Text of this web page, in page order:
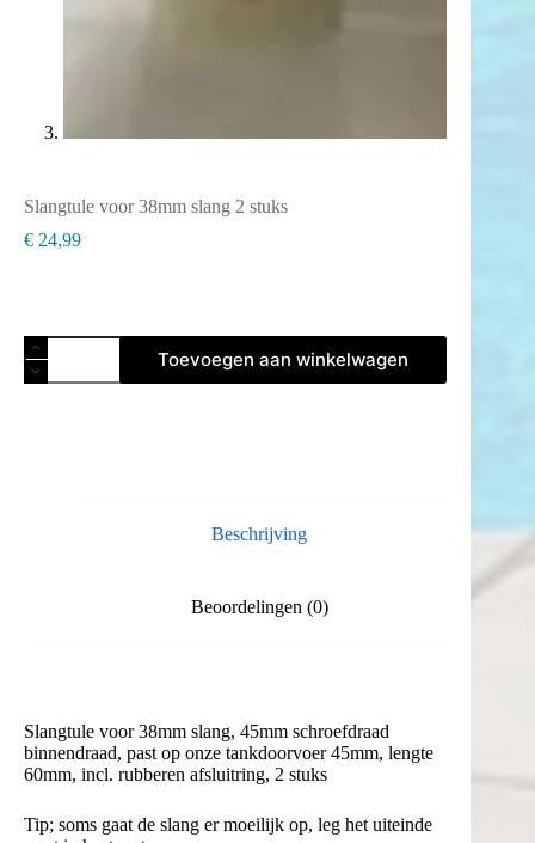
Slangtule voor 38mm slang 2 stuks
€ 24,99
Slangtule
voor
38mm
Toevoegen aan winkelwagen
Beschrijving
Beoordelingen (0)
Slangtule voor 38mm slang, 45mm schroefdraad
binnendraad, past op onze tankdoorvoer 45mm, lengte
60mm, incl. rubberen afsluitring, 2 stuks
Tip; soms gaat de slang er moeilijk op, leg het uiteinde